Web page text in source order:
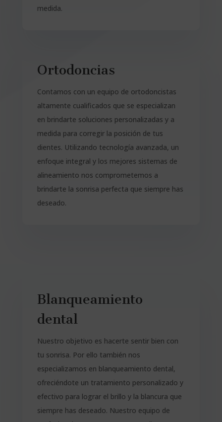
medida.
Ortodoncias
Contamos con un equipo de ortodoncistas
altamente cualificados que se especializan
en brindarte soluciones personalizadas y a
medida para corregir la posición de tus
dientes. Utilizando tecnología avanzada, un
enfoque integral y los mejores sistemas de
alineamiento nos comprometemos a
brindarte la sonrisa perfecta que siempre has
deseado.
Blanqueamiento
dental
Nuestro objetivo es hacerte sentir bien con
tu sonrisa. Por ello también nos
especializamos en blanqueamiento dental,
ofreciéndote un tratamiento personalizado y
efectivo para lograr el brillo y la blancura que
siempre has deseado. Nuestro equipo de